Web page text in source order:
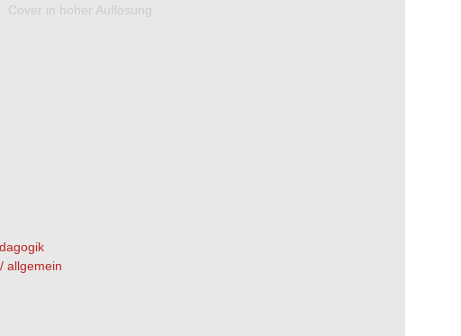
Cover in hoher Auflösung
allgemein